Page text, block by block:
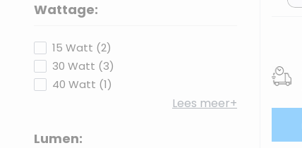
Wattage:
15 Watt (2products available
)
30 Watt (3products available
)
40 Watt (1products available
)
Lees meer+
Lumen: